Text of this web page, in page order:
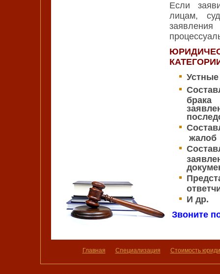
Если
лицам,
брака
жалоб
И др.
Звоните
Главная Специализация Стоимость